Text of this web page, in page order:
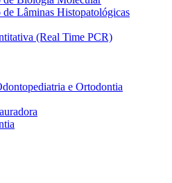
Lâminas Histopatológicas
(Real Time PCR)
e Ortodontia